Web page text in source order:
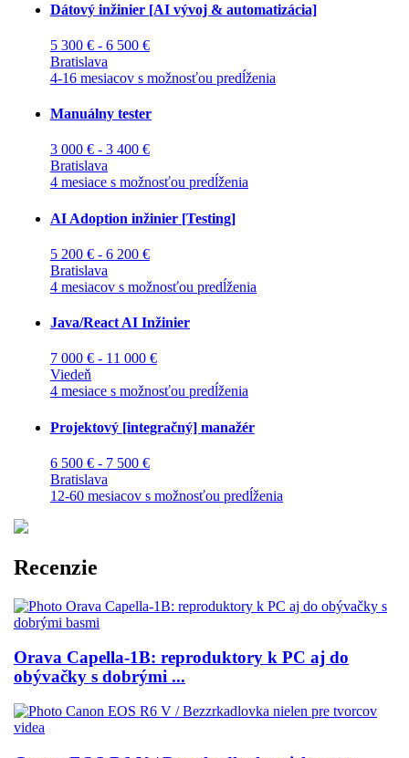
Dátový inžinier [AI vývoj & automatizácia]
5 300 € - 6 500 €
Bratislava
4-16 mesiacov s možnosťou predĺženia
Manuálny tester
3 000 € - 3 400 €
Bratislava
4 mesiace s možnosťou predĺženia
AI Adoption inžinier [Testing]
5 200 € - 6 200 €
Bratislava
4 mesiacov s možnosťou predĺženia
Java/React AI Inžinier
7 000 € - 11 000 €
Viedeň
4 mesiace s možnosťou predĺženia
Projektový [integračný] manažér
6 500 € - 7 500 €
Bratislava
12-60 mesiacov s možnosťou predĺženia
Recenzie
Orava Capella-1B: reproduktory k PC aj do
obývačky s dobrými ...